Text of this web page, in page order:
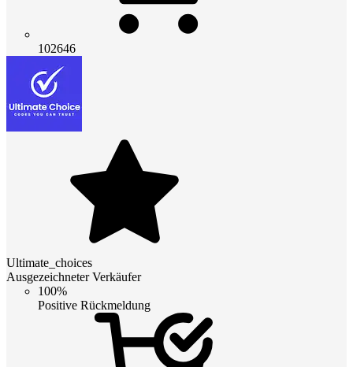
102646
Ultimate_choices
Ausgezeichneter Verkäufer
100%
Positive Rückmeldung